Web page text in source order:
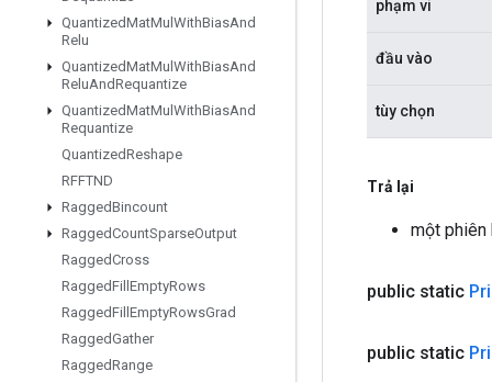
QuantizedMatMul WithBiasAnd
Relu
QuantizedMatMul WithBiasAnd
ReluAndRequantize
QuantizedMatMul WithBiasAnd
Requantize
QuantizedReshape
RFFTND
RaggedBincount
RaggedCountSparseOutput
RaggedCross
RaggedFill EmptyRows
RaggedFill EmptyRowsGrad
RaggedGather
RaggedRange
phạm vi
đầu vào
tùy chọn
Trả lại
một phiên
public static
public static